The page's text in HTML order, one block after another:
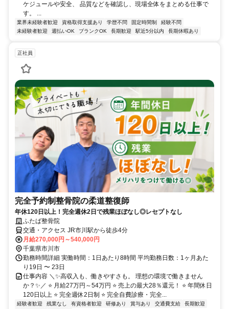
ケジュールや安全、 品質などを確認し、現場全体をまとめる仕事で
す。 ...
業界未経験者歓迎 資格取得支援あり 学歴不問 固定時間制
経験不問
未経験者歓迎
週払いOK ブランクOK 長期歓迎 駅近5分以内 長期休暇あり
正社員
完全予約制整骨院の柔道整復師
年休120日以上！完全週休2日で残業ほぼなし◎レセプトなし
ふたば整骨院
交通・アクセス JR市川駅から徒歩4分
月給270,000円～540,000円
千葉県市川市
勤務時間詳細 実働時間：1日あたり8時間 平均勤務日数：1ヶ月あた
り19日 〜 23日
仕事内容 ＼✨高収入も、働きやすさも。 理想の環境で働きません
か？✨／ ⭐ 月給27万円～54万円 ⭐ 売上の最大28％還元！ ⭐ 年間休日
120日以上 ⭐ 完全週休2日制 ⭐ 完全自費診療・完全...
経験者歓迎 残業なし 有資格者歓迎 研修あり 賞与あり 交通費支給
長期歓迎